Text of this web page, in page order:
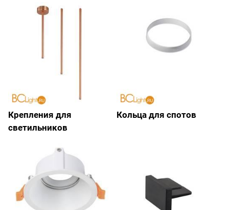
Крепления для
светильников
Кольца для спотов